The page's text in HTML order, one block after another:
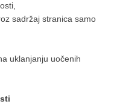
sadržaj stranica samo
uklanjanju uočenih